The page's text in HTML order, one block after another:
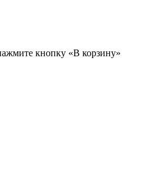
кнопку «В корзину»